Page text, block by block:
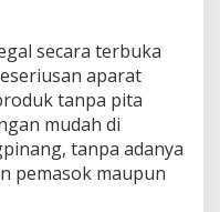
secara terbuka
aparat
tanpa pita
mudah di
tanpa adanya
pemasok maupun